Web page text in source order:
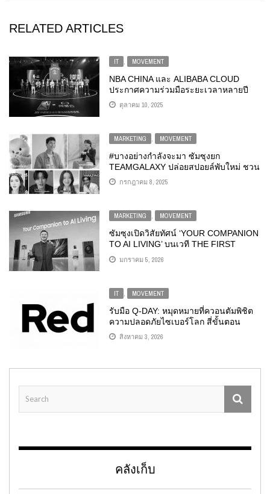
RELATED ARTICLES
IT MOVEMENT
NBA CHINA และ ALIBABA CLOUD
ประกาศความร่วมมือระยะเวลาหลายปี
เพื่อพลิกโฉมการสร้างการมีส่วนร่วมกับ
แฟนๆ กีฬา
ตุลาคม 10, 2025
MARKETING , MOVEMENT
#บางอย่างกำลังจะมา ซัมซุงยก
TEAMGALAXY ปล่อยสปอยล์พับใหม่ ชวน
ลงทะเบียนเป็นเจ้าของ THE NEW
GALAXY กลุ่มแรกของโลก
กรกฎาคม 8, 2025
MARKETING , MOVEMENT
ซัมซุงเปิดวิสัยทัศน์ ‘YOUR COMPANION
TO AI LIVING’ บนเวที THE FIRST
LOOK ในงาน CES 2026
มกราคม 5, 2026
IT MOVEMENT
รับมือ Q-DAY: หมุดหมายที่ควอนตัมพิชิต
ความปลอดภัยไซเบอร์โลก สี่ขั้นตอน
การเตรียมความพร้อมไฮบริดคลาวด์
สิงหาคม 3, 2026
คลังเก็บ